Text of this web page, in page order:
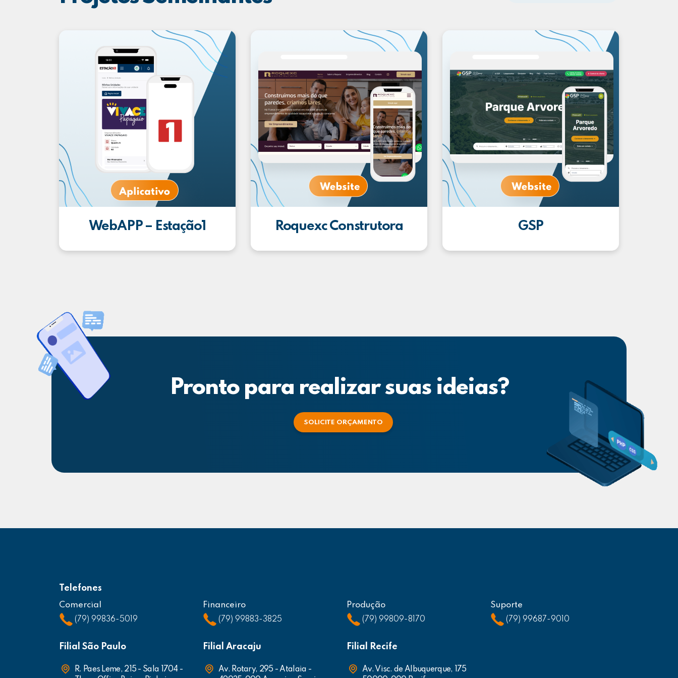
WebAPP – Estação1 Roquexc Construtora GSP
Pronto para realizar suas ideias?
SOLICITE ORÇAMENTO
Telefones
Comercial
(79) 99836-5019
Financeiro
(79) 99883-3825
Produção
(79) 99809-8170
Suporte
(79) 99687-9010
Filial São Paulo
R. Paes Leme, 215 - Sala 1704 -
Filial Aracaju
Av. Rotary, 295 - Atalaia -
Filial Recife
Av. Visc. de Albuquerque, 175